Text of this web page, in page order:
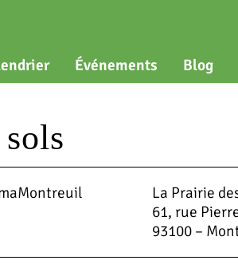
Événements Blog
La Prairie
61, rue
93100 –